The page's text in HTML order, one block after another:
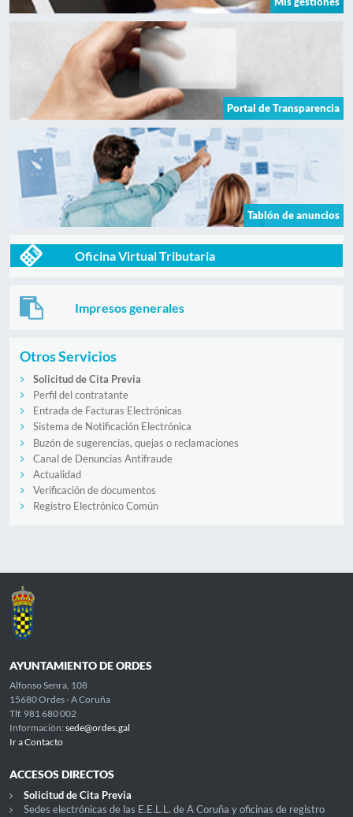
Portal de Transparencia
Tablón de anuncios
Oficina Virtual Tributaria
Impresos generales
Otros Servicios
Solicitud de Cita Previa
Perfil del contratante
Entrada de Facturas Electrónicas
Sistema de Notificación Electrónica
Buzón de sugerencias, quejas o reclamaciones
Canal de Denuncias Antifraude
Actualidad
Verificación de documentos
Registro Electrónico Común
AYUNTAMIENTO DE ORDES
Alfonso Senra, 108
15680 Ordes - A Coruña
Tlf. 981 680 002
Información: sede@ordes.gal
Ir a Contacto
ACCESOS DIRECTOS
Solicitud de Cita Previa
Sedes electrónicas de las E.E.L.L. de A Coruña y oficinas de registro